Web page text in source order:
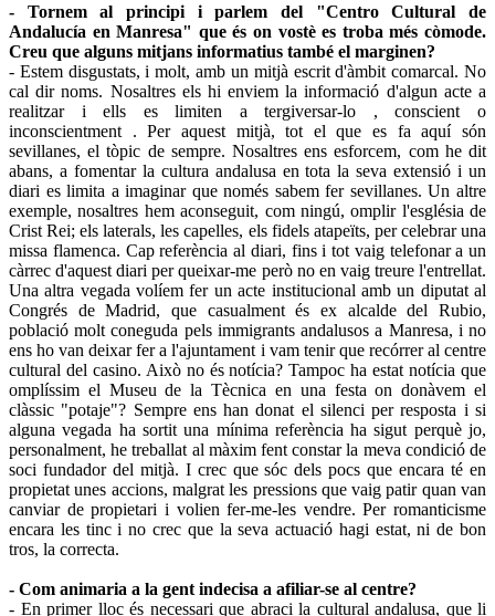
- Tornem al principi i parlem del "Centro Cultural de
Andalucía en Manresa" que és on vostè es troba més còmode.
Creu que alguns mitjans informatius també el marginen?
- Estem disgustats, i molt, amb un mitjà escrit d'àmbit comarcal. No
cal dir noms. Nosaltres els hi enviem la informació d'algun acte a
realitzar i ells es limiten a tergiversar-lo , conscient o
inconscientment . Per aquest mitjà, tot el que es fa aquí són
sevillanes, el tòpic de sempre. Nosaltres ens esforcem, com he dit
abans, a fomentar la cultura andalusa en tota la seva extensió i un
diari es limita a imaginar que només sabem fer sevillanes. Un altre
exemple, nosaltres hem aconseguit, com ningú, omplir l'església de
Crist Rei; els laterals, les capelles, els fidels atapeïts, per celebrar una
missa flamenca. Cap referència al diari, fins i tot vaig telefonar a un
càrrec d'aquest diari per queixar-me però no en vaig treure l'entrellat.
Una altra vegada volíem fer un acte institucional amb un diputat al
Congrés de Madrid, que casualment és ex alcalde del Rubio,
població molt coneguda pels immigrants andalusos a Manresa, i no
ens ho van deixar fer a l'ajuntament i vam tenir que recórrer al centre
cultural del casino. Això no és notícia? Tampoc ha estat notícia que
omplíssim el Museu de la Tècnica en una festa on donàvem el
clàssic "potaje"? Sempre ens han donat el silenci per resposta i si
alguna vegada ha sortit una mínima referència ha sigut perquè jo,
personalment, he treballat al màxim fent constar la meva condició de
soci fundador del mitjà. I crec que sóc dels pocs que encara té en
propietat unes accions, malgrat les pressions que vaig patir quan van
canviar de propietari i volien fer-me-les vendre. Per romanticisme
encara les tinc i no crec que la seva actuació hagi estat, ni de bon
tros, la correcta.
- Com animaria a la gent indecisa a afiliar-se al centre?
- En primer lloc és necessari que abraci la cultural andalusa, que li